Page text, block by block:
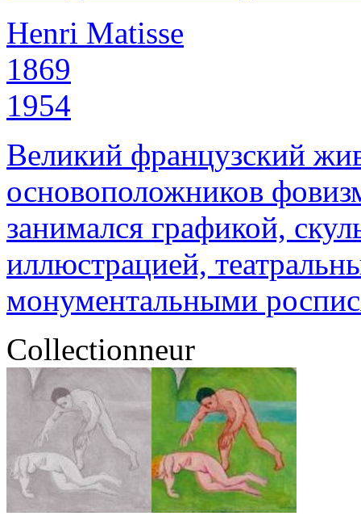
Henri Matisse
1869
1954
Великий французский
основоположников
занимался графикой,
иллюстрацией,
монументальными
Collectionneur